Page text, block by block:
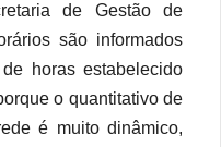
de Gestão de
são informados
horas estabelecido
o quantitativo de
é muito dinâmico,